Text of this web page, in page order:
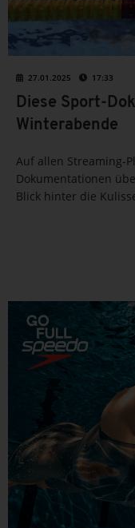
27.01.2025 17:33
Diese Sport-
Winterabende
Auf allen Streaming-
Dokumentationen
Blick hinter die